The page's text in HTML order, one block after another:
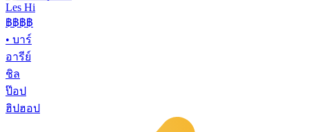
Les Hi
฿฿฿฿
• บาร์
อารีย์
ชิล
ป๊อป
ฮิปฮอป